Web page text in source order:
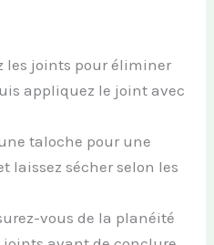
les joints pour éliminer
appliquez le joint avec
taloche pour une
laissez sécher selon les
vous de la planéité